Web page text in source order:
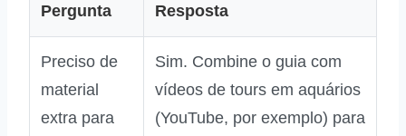
Pergunta Resposta
Preciso de
material
extra para
Sim. Combine o guia com
vídeos de tours em aquários
(YouTube, por exemplo) para